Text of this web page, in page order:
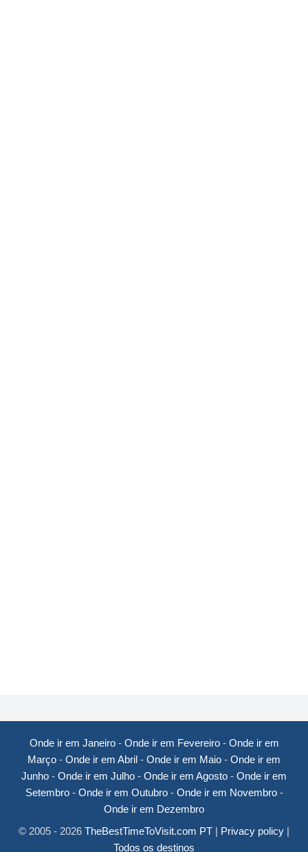
Onde ir em Janeiro- Onde ir em Fevereiro- Onde ir em
Março - Onde ir em Abril - Onde ir em Maio - Onde ir em
Junho - Onde ir em Julho - Onde ir em Agosto - Onde ir em
Setembro- Onde ir em Outubro- Onde ir em Novembro-
Onde ir em Dezembro
© 2005 - 2026 TheBestTimeToVisit.com PT | Privacy policy |
Todos os destinos